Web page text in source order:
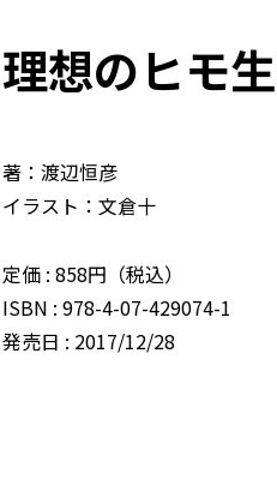
理想のヒモ
著：渡辺恒彦
イラスト：文倉十
定価 : 858円（税込）
ISBN : 978-4-07-429074-1
発売日 : 2017/12/28